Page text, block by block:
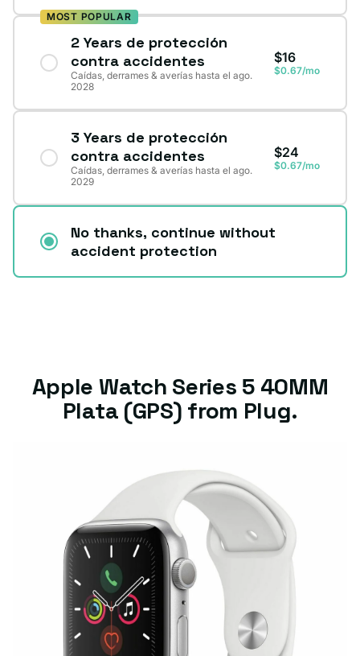
MOST POPULAR
2 Years de protección
contra accidentes
Caídas, derrames & averías hasta el ago.
2028
$16
$0.67/mo
3 Years de protección
contra accidentes
Caídas, derrames & averías hasta el ago.
2029
$24
$0.67/mo
No thanks, continue without
accident protection
Apple Watch Series 5 40MM
Plata (GPS) from Plug.